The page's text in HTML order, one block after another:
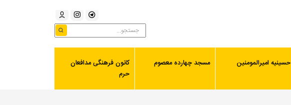
حسینیه امیرالمومنین مسجد چهارده معصوم
کانون فرهنگی مدافعان
حرم